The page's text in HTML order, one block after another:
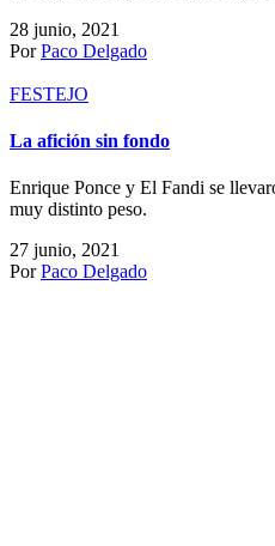
28 junio, 2021
PorPaco Delgado
FESTEJO
La afición sin fondo
Enrique Ponce y El Fandi se
muy distinto peso.
27 junio, 2021
PorPaco Delgado